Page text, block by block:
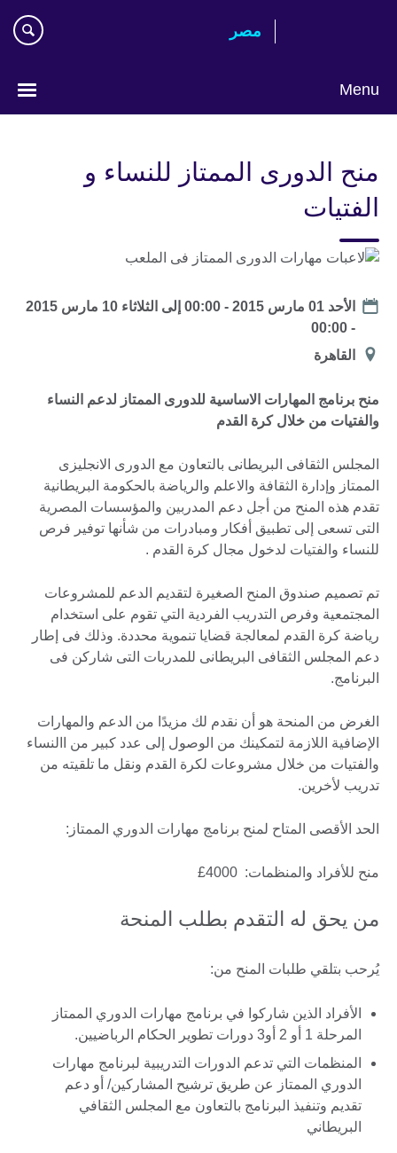
مصر‎
Menu
منح الدورى الممتاز للنساء و
الفتيات
موعد
الأحد 01 مارس 2015 - 00:00 إلى
الثلاثاء 10 مارس 2015
- 00:00
الموقع
القاهرة
منح برنامج المهارات الاساسية للدورى الممتاز لدعم النساء
والفتيات من خلال كرة القدم
المجلس الثقافى البريطانى بالتعاون مع الدورى الانجليزى
الممتاز وإدارة الثقافة والاعلم والرياضة بالحكومة البريطانية
تقدم هذه المنح من أجل دعم المدربين والمؤسسات المصرية
التى تسعى إلى تطبيق أفكار ومبادرات من شأنها توفير فرص
للنساء والفتيات لدخول مجال كرة القدم .
تم تصميم صندوق المنح الصغيرة لتقديم الدعم للمشروعات
المجتمعية وفرص التدريب الفردية التي تقوم على استخدام
رياضة كرة القدم لمعالجة قضايا تنموية محددة. وذلك فى إطار
دعم المجلس الثقافى البريطانى للمدربات التى شاركن فى
البرنامج.
الغرض من المنحة هو أن نقدم لك مزيدًا من الدعم والمهارات
الإضافية اللازمة لتمكينك من الوصول إلى عدد كبير من االنساء
والفتيات من خلال مشروعات لكرة القدم ونقل ما تلقيته من
تدريب لأخرين.
الحد الأقصى المتاح لمنح برنامج مهارات الدوري الممتاز:
منح للأفراد والمنظمات: 4000£
من يحق له التقدم بطلب المنحة
يُرحب بتلقي طلبات المنح من:
الأفراد الذين شاركوا في برنامج مهارات الدوري الممتاز
المرحلة 1 أو 2 أو3 دورات تطوير الحكام الرباضيين.
المنظمات التي تدعم الدورات التدريبية لبرنامج مهارات
الدوري الممتاز عن طريق ترشيح المشاركين/ أو دعم
تقديم وتنفيذ البرنامج بالتعاون مع المجلس الثقافي
البريطاني